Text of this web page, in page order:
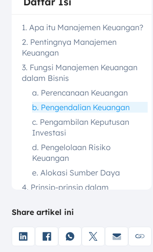
1. Apa itu Manajemen Keuangan?
2. Pentingnya Manajemen
Keuangan
3. Fungsi Manajemen Keuangan
dalam Bisnis
a. Perencanaan Keuangan
b. Pengendalian Keuangan
c. Pengambilan Keputusan
Investasi
d. Pengelolaan Risiko
Keuangan
e. Alokasi Sumber Daya
4. Prinsip-prinsip dalam
a. Konsistensi
b. Akuntabilitas
c. Transparansi
Share artikel ini